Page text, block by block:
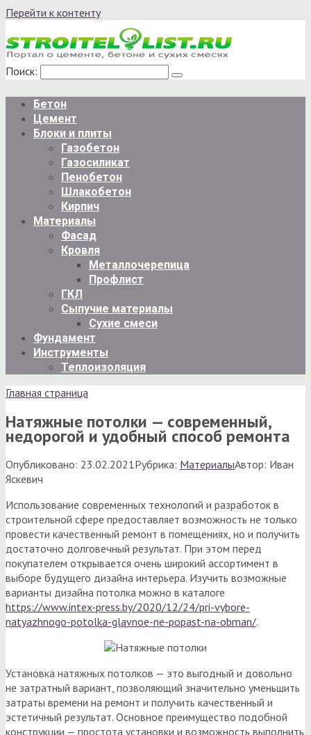
Перейти к контенту
Поиск:
Бетон
Цемент
Блоки и плиты
Газобетон
Газосиликат
Пенобетон
Шлакобетон
Кирпич
Материалы
Фасад
Кровля
Металлочерепица
Профлист
ГКЛ
Сыпучие материалы
Сухие смеси
Фундамент
Инструменты
Теплоизоляция
Главная страница
Натяжные потолки — современный,
недорогой и удобный способ ремонта
Опубликовано: 23.02.2021Рубрика: МатериалыАвтор: Иван
Яскевич
Использование современных технологий и разработок в
строительной сфере предоставляет возможность не только
провести качественный ремонт в помещениях, но и получить
достаточно долговечный результат. При этом перед
покупателем открывается очень широкий ассортимент в
выборе будущего дизайна интерьера. Изучить возможные
варианты дизайна потолка можно в каталоге
https://www.intex-press.by/2020/12/24/pri-vybore-
natyazhnogo-potolka-glavnoe-ne-popast-na-obman/.
Установка натяжных потолков — это выгодный и довольно
не затратный вариант, позволяющий значительно уменьшить
затраты времени на ремонт и получить качественный и
эстетичный результат. Основное преимущество подобной
конструкции — простота установки и возможность выполнить